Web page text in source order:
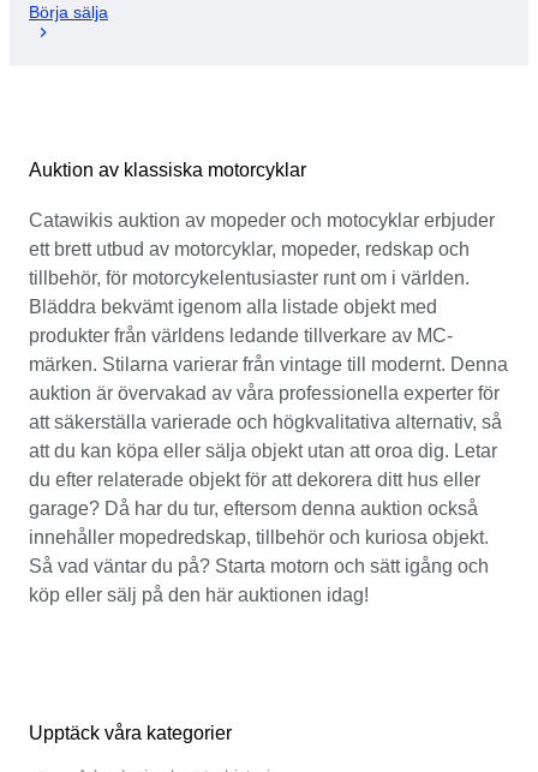
Börja sälja
Auktion av klassiska motorcyklar
Catawikis auktion av mopeder och motocyklar erbjuder
ett brett utbud av motorcyklar, mopeder, redskap och
tillbehör, för motorcykelentusiaster runt om i världen.
Bläddra bekvämt igenom alla listade objekt med
produkter från världens ledande tillverkare av MC-
märken. Stilarna varierar från vintage till modernt. Denna
auktion är övervakad av våra professionella experter för
att säkerställa varierade och högkvalitativa alternativ, så
att du kan köpa eller sälja objekt utan att oroa dig. Letar
du efter relaterade objekt för att dekorera ditt hus eller
garage? Då har du tur, eftersom denna auktion också
innehåller mopedredskap, tillbehör och kuriosa objekt.
Så vad väntar du på? Starta motorn och sätt igång och
köp eller sälj på den här auktionen idag!
Upptäck våra kategorier